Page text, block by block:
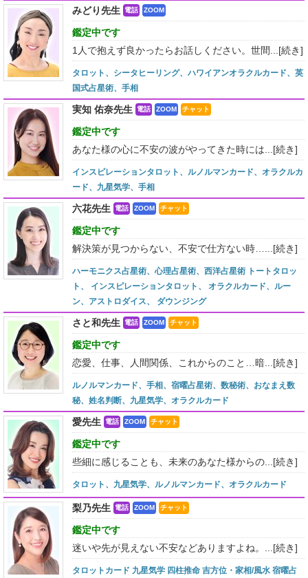
みどり先生 電話 ZOOM
鑑定中です
1人で抱えず良かったらお話しください。世間... [続き]
タロット、シータヒーリング、ハワイアンオラクルカード、英
国式占星術、手相
実知 佑奈先生 電話 ZOOM チャット
鑑定中です
あなた様の心に不安の波がやってきた時には... [続き]
インスピレーションタロット、ルノルマンカード、オラクルカ
ード、九星気学、手相
六花先生 電話 ZOOM チャット
鑑定中です
解決策が見つからない、不安で仕方ない時…... [続き]
ハーモニクス占星術、心理占星術、西洋占星術 トートタロッ
ト、 インスピレーションタロット、 オラクルカード、ルー
ン、アストロダイス、 ダウンジング
さと和先生 電話 ZOOM チャット
鑑定中です
恋愛、仕事、人間関係、これからのこと…暗... [続き]
ルノルマンカード、手相、宿曜占星術、数秘術、おなまえ数
秘、姓名判断、九星気学、オラクルカード
愛先生 電話 ZOOM チャット
鑑定中です
些細に感じることも、未来のあなた様からの... [続き]
タロット、九星気学、ルノルマンカード、オラクルカード
梨乃先生 電話 ZOOM チャット
鑑定中です
迷いや先が見えない不安などありますよね。... [続き]
タロットカード 九星気学 四柱推命 吉方位・家相/風水 宿曜占